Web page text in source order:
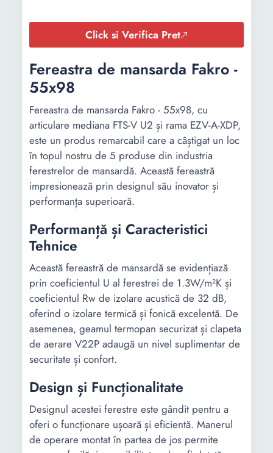
Click si Verifica Pret
Fereastra de mansarda Fakro -
55x98
Fereastra de mansarda Fakro - 55x98, cu
articulare mediana FTS-V U2 și rama EZV-A-XDP,
este un produs remarcabil care a câștigat un loc
în topul nostru de 5 produse din industria
ferestrelor de mansardă. Această fereastră
impresionează prin designul său inovator și
performanța superioară.
Performanță și Caracteristici
Tehnice
Această fereastră de mansardă se evidențiază
prin coeficientul U al ferestrei de 1.3W/m²K și
coeficientul Rw de izolare acustică de 32 dB,
oferind o izolare termică și fonică excelentă. De
asemenea, geamul termopan securizat și clapeta
de aerare V22P adaugă un nivel suplimentar de
securitate și confort.
Design și Funcționalitate
Designul acestei ferestre este gândit pentru a
oferi o funcționare ușoară și eficientă. Manerul
de operare montat în partea de jos permite